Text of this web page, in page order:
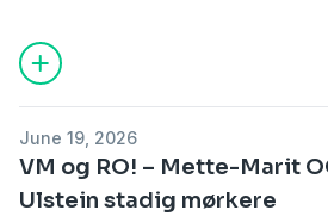
for
om deling av data.
June 19, 2026
VM og RO! – Mette-Marit
Ulstein stadig mørkere